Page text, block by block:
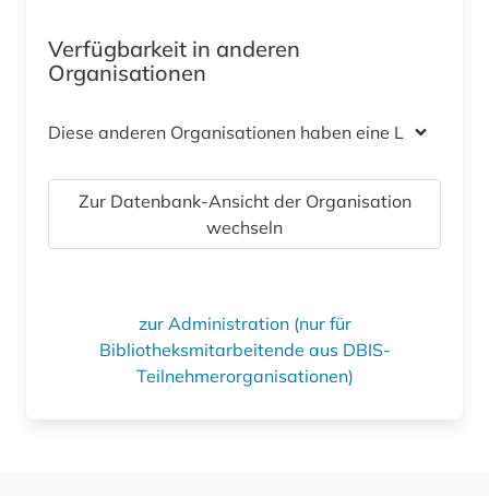
Verfügbarkeit in anderen
Organisationen
Diese anderen Organisationen haben eine Lizenz
Zur Datenbank-Ansicht der Organisation
wechseln
zur Administration (nur für
Bibliotheksmitarbeitende aus DBIS-
Teilnehmerorganisationen)